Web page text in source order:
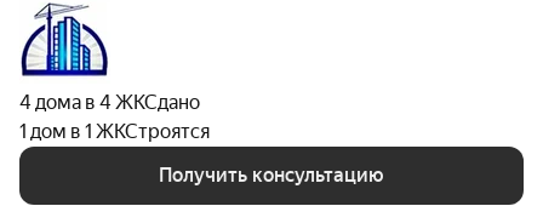
4 дома в 4 ЖКСдано
1 дом в 1 ЖКСтроятся
Получить консультацию